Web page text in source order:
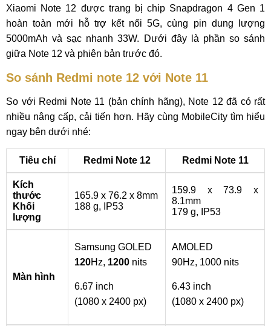
Xiaomi Note 12 được trang bị chip Snapdragon 4 Gen 1
hoàn toàn mới hỗ trợ kết nối 5G, cùng pin dung lượng
5000mAh và sạc nhanh 33W. Dưới đây là phần so sánh
giữa Note 12 và phiên bản trước đó.
So sánh Redmi note 12 với Note 11
So với Redmi Note 11 (bản chính hãng), Note 12 đã có rất
nhiều nâng cấp, cải tiến hơn. Hãy cùng MobileCity tìm hiểu
ngay bên dưới nhé:
Tiêu chí Redmi Note 12 Redmi Note 11
Kích
thước
Khối
lượng
165.9 x 76.2 x 8mm
188 g, IP53
159.9 x 73.9 x
8.1mm
179 g, IP53
Màn hình
Samsung GOLED
120Hz, 1200 nits
6.67 inch
(1080 x 2400 px)
AMOLED
90Hz, 1000 nits
6.43 inch
(1080 x 2400 px)